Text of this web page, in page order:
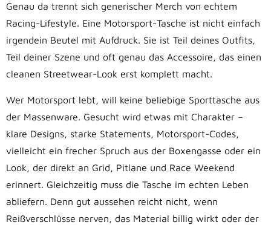
Genau da trennt sich generischer Merch von echtem
Racing-Lifestyle. Eine Motorsport-Tasche ist nicht einfach
irgendein Beutel mit Aufdruck. Sie ist Teil deines Outfits,
Teil deiner Szene und oft genau das Accessoire, das einen
cleanen Streetwear-Look erst komplett macht.
Wer Motorsport lebt, will keine beliebige Sporttasche aus
der Massenware. Gesucht wird etwas mit Charakter –
klare Designs, starke Statements, Motorsport-Codes,
vielleicht ein frecher Spruch aus der Boxengasse oder ein
Look, der direkt an Grid, Pitlane und Race Weekend
erinnert. Gleichzeitig muss die Tasche im echten Leben
abliefern. Denn gut aussehen reicht nicht, wenn
Reißverschlüsse nerven, das Material billig wirkt oder der